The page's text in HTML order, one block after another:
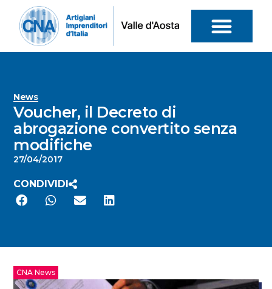
News
Voucher, il Decreto di
abrogazione convertito senza
modifiche
27/04/2017
CONDIVIDI
CNA News